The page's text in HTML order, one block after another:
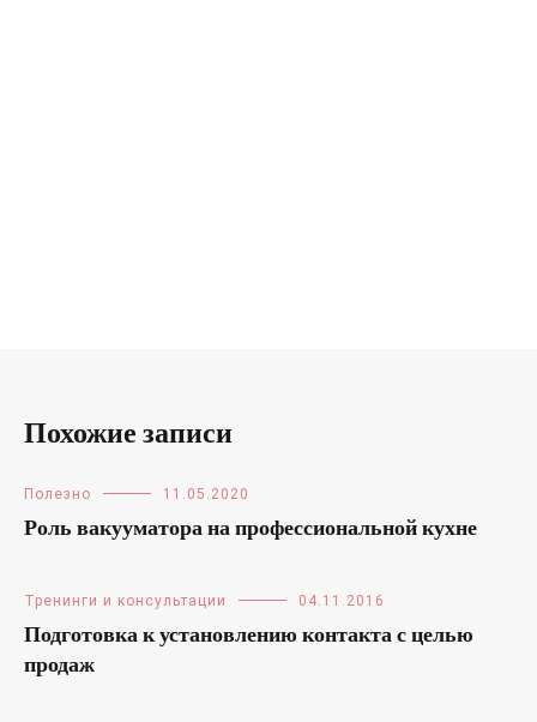
Похожие записи
Полезно 11.05.2020
Роль вакууматора на профессиональной кухне
Тренинги и консультации 04.11.2016
Подготовка к установлению контакта с целью
продаж